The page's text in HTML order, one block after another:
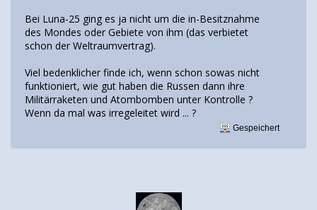
Bei Luna-25 ging es ja nicht um die in-Besitznahme
des Mondes oder Gebiete von ihm (das verbietet
schon der Weltraumvertrag).
Viel bedenklicher finde ich, wenn schon sowas nicht
funktioniert, wie gut haben die Russen dann ihre
Militärraketen und Atombomben unter Kontrolle ?
Wenn da mal was irregeleitet wird ... ?
Gespeichert